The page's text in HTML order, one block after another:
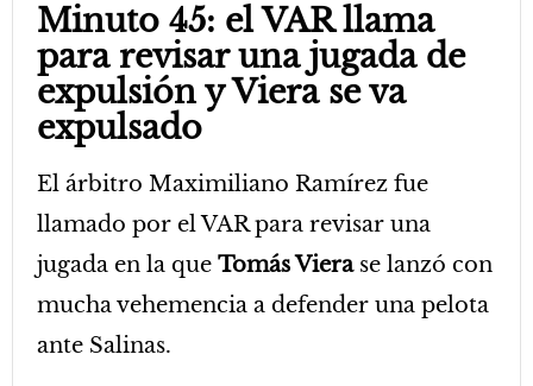
Minuto 45: el VAR llama
para revisar una jugada de
expulsión y Viera se va
expulsado
El árbitro Maximiliano Ramírez fue
llamado por el VAR para revisar una
jugada en la que Tomás Vierase lanzó con
mucha vehemencia a defender una pelota
ante Salinas.